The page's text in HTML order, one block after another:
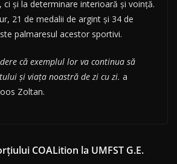
și la determinare interioară și voință.
21 de medalii de argint și 34 de
palmaresul acestor sportivi.
că exemplul lor va continua să
și viața noastră de zi cu zi. a
Zoltan.
COALition la UMFST G.E.